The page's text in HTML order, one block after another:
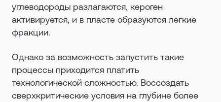
углеводороды разлагаются, кероген
активируется, и в пласте образуются легкие
фракции.
Однако за возможность запустить такие
процессы приходится платить
технологической сложностью. Воссоздать
сверхкритические условия на глубине более